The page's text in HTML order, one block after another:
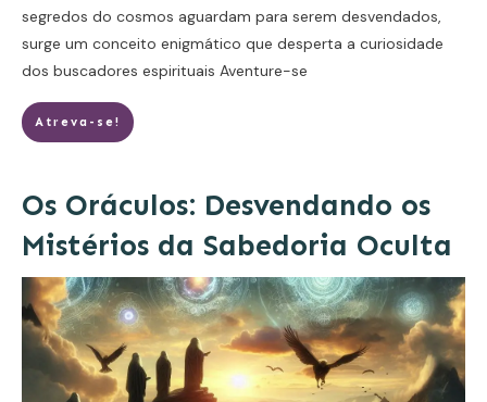
segredos do cosmos aguardam para serem desvendados,
surge um conceito enigmático que desperta a curiosidade
dos buscadores espirituais Aventure-se
Atreva-se!
Os Oráculos: Desvendando os
Mistérios da Sabedoria Oculta